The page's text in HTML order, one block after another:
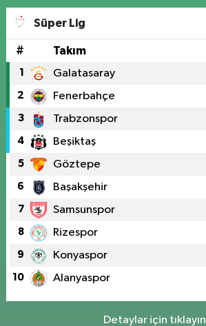
Süper Lig
# Takım
1 Galatasaray
2 Fenerbahçe
3 Trabzonspor
4 Beşiktaş
5 Göztepe
6 Başakşehir
7 Samsunspor
8 Rizespor
9 Konyaspor
10 Alanyaspor
Detaylar için tıklayın